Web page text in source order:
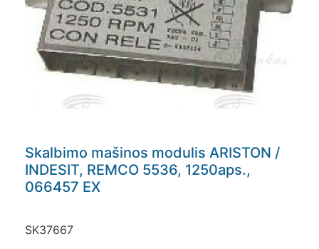
Skalbimo mašinos modulis ARISTON /
INDESIT, REMCO 5536, 1250aps.,
066457 EX
SK37667